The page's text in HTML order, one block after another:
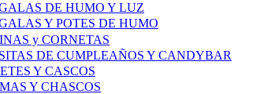
DE HUMO Y LUZ
Y POTES DE HUMO
y CORNETAS
DE CUMPLEAÑOS Y CANDYBAR
Y CASCOS
Y CHASCOS